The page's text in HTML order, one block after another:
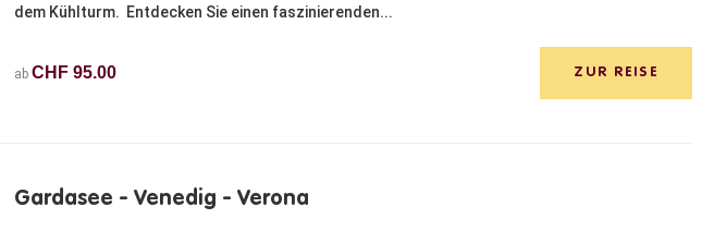
dem Kühlturm. Entdecken Sie einen faszinierenden...
abCHF 95.00 ZUR REISE
Gardasee - Venedig - Verona